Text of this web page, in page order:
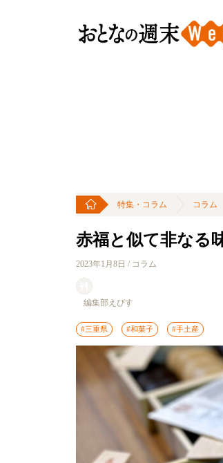
特集・コラム コラム
赤福と似て非なる
2023年1月8日 / コラム
編集部えびす
#三重県 #和菓子 #手土産